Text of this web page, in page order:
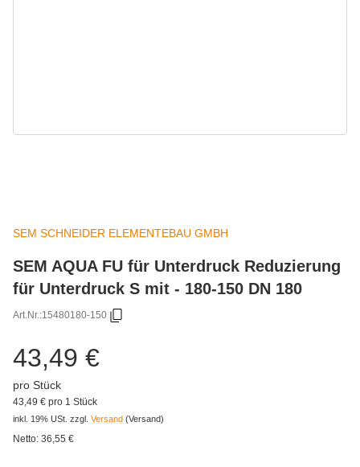
SEM SCHNEIDER ELEMENTEBAU GMBH
SEM AQUA FU für Unterdruck Reduzierung
für Unterdruck S mit - 180-150 DN 180
Art.Nr.:15480180-150
43,49 €
pro Stück
43,49 € pro 1 Stück
inkl. 19% USt. zzgl. Versand (Versand)
Netto: 36,55 €